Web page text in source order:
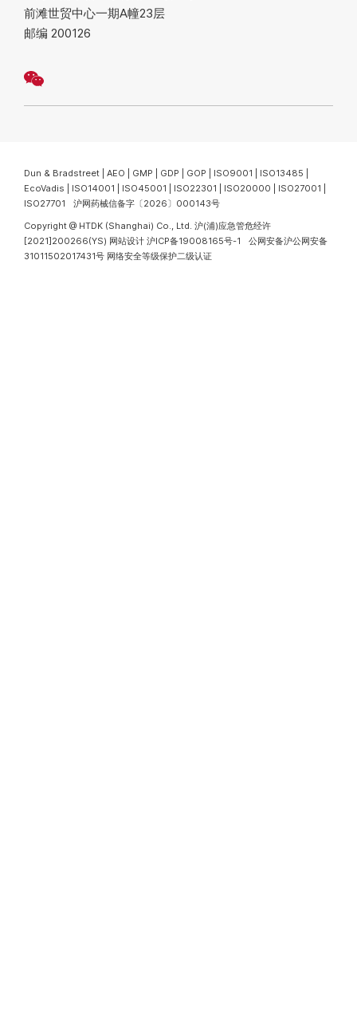
前滩世贸中心一期A幢23层
邮编 200126
Dun & Bradstreet | AEO | GMP | GDP | GOP | ISO9001 | ISO13485 |
EcoVadis | ISO14001 | ISO45001 | ISO22301 | ISO20000 | ISO27001 |
ISO27701 沪网药械信备字〔2026〕000143号
Copyright @ HTDK (Shanghai) Co., Ltd. 沪(浦)应急管危经许
[2021]200266(YS) 网站设计 沪ICP备19008165号-1
公网安备沪公网安备
31011502017431号 网络安全等级保护二级认证